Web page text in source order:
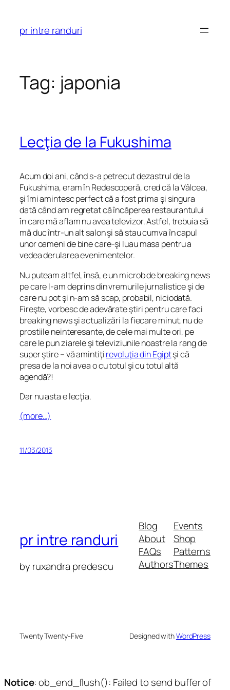
content
pr intre randuri
Tag: japonia
Lecţia de la Fukushima
Acum doi ani, când s-a petrecut dezastrul de la
Fukushima, eram în Redescoperă, cred că la Vâlcea,
şi îmi amintesc perfect că a fost prima şi singura
dată când am regretat că încăperea restaurantului
în care mă aflam nu avea televizor. Astfel, trebuia să
mă duc într-un alt salon şi să stau cumva în capul
unor oameni de bine care-şi luau masa pentru a
vedea derularea evenimentelor.
Nu puteam altfel, însă, e un microb debreaking news
pe care l-am deprins din vremurile jurnalistice şi de
care nu pot şi n-am să scap, probabil, niciodată.
Fireşte, vorbesc de adevărate ştiri pentru care faci
breaking news şi actualizări la fiecare minut, nu de
prostiile neinteresante, de cele mai multe ori, pe
care le pun ziarele şi televiziunile noastre la rang de
super ştire – vă amintiţirevoluţia din Egiptşi că
presa de la noi avea o cu totul şi cu totul altă
agendă?!
Dar nu asta e lecţia.
(more…)
11/03/2013
pr intre randuri
by ruxandra predescu
Blog
About
FAQs
Authors
Events
Shop
Patterns
Themes
Twenty Twenty-Five Designed withWordPress
Notice: ob_end_flush(): Failed to send buffer of